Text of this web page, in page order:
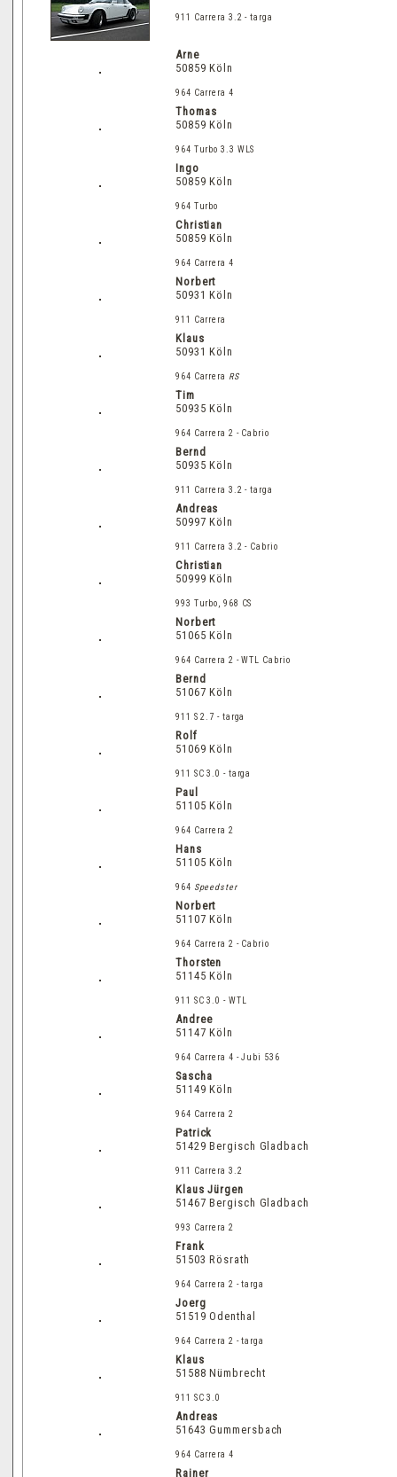
911 Carrera 3.2 - targa
Arne
50859 Köln
964 Carrera 4
Thomas
50859 Köln
964 Turbo 3.3 WLS
Ingo
50859 Köln
964 Turbo
Christian
50859 Köln
964 Carrera 4
Norbert
50931 Köln
911 Carrera
Klaus
50931 Köln
964 Carrera RS
Tim
50935 Köln
964 Carrera 2 - Cabrio
Bernd
50935 Köln
911 Carrera 3.2 - targa
Andreas
50997 Köln
911 Carrera 3.2 - Cabrio
Christian
50999 Köln
993 Turbo, 968 CS
Norbert
51065 Köln
964 Carrera 2 - WTL Cabrio
Bernd
51067 Köln
911 S 2.7 - targa
Rolf
51069 Köln
911 SC 3.0 - targa
Paul
51105 Köln
964 Carrera 2
Hans
51105 Köln
964 Speedster
Norbert
51107 Köln
964 Carrera 2 - Cabrio
Thorsten
51145 Köln
911 SC 3.0 - WTL
Andree
51147 Köln
964 Carrera 4 - Jubi 536
Sascha
51149 Köln
964 Carrera 2
Patrick
51429 Bergisch Gladbach
911 Carrera 3.2
Klaus Jürgen
51467 Bergisch Gladbach
993 Carrera 2
Frank
51503 Rösrath
964 Carrera 2 - targa
Joerg
51519 Odenthal
964 Carrera 2 - targa
Klaus
51588 Nümbrecht
911 SC 3.0
Andreas
51643 Gummersbach
964 Carrera 4
Rainer